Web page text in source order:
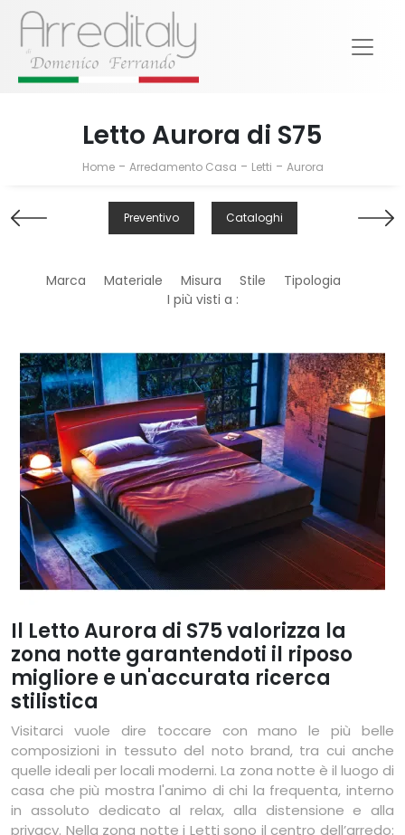
Letto Aurora di S75
Home- Arredamento Casa - Letti - Aurora
Preventivo Cataloghi
Marca Materiale Misura Stile
Tipologia
I più visti a :
Il Letto Aurora di S75 valorizza la
zona notte garantendoti il riposo
migliore e un'accurata ricerca
stilistica
Visitarci vuole dire toccare con mano le più belle
composizioni in tessuto del noto brand, tra cui anche
quelle ideali per locali moderni. La zona notte è il luogo di
casa che più mostra l'animo di chi la frequenta, interno
in assoluto dedicato al relax, alla distensione e alla
privacy. Nella zona notte i Letti sono il centro dell’arredo: